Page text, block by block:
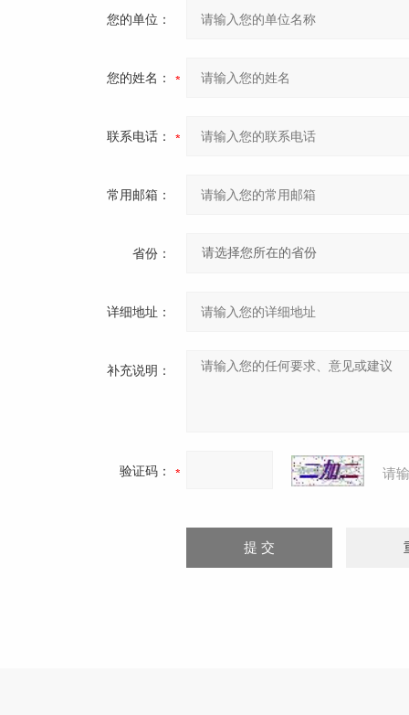
您的单位：
您的姓名：
联系电话：
常用邮箱：
省份：
详细地址：
补充说明：
验证码： 请